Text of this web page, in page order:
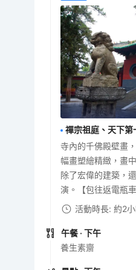
禪宗祖庭、天下
寺內的千佛殿壁畫
幅畫塑繪精緻，畫
除了宏偉的建築，
演。【包往返電瓶
活動時長: 約2
午餐 · 下午
養生素齋